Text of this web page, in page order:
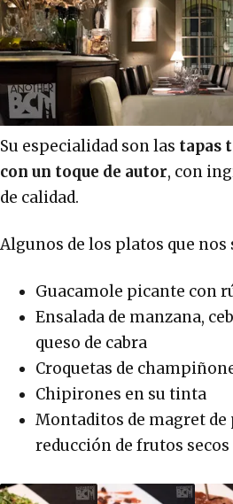
Su especialidad son las tapas
con un toque de autor, con
de calidad.
Algunos de los platos que
Guacamole picante con
Ensalada de manzana,
queso de cabra
Croquetas de
Chipirones en su tinta
Montaditos de magret de
reducción de frutos secos